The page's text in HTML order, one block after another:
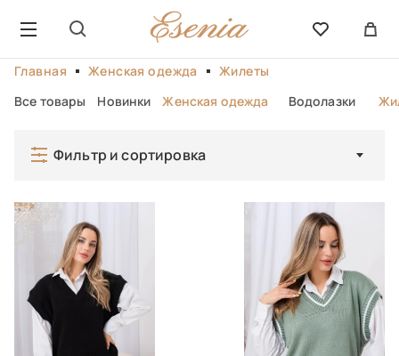
Главная Женская одежда
Жилеты
Все товары
Новинки Женская одежда Водолазки
Фильтр и сортировка